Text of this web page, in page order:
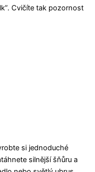
Cvičíte tak pozornost
si jednoduché
silnější šňůru a